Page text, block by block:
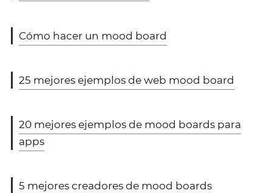
Cómo hacer un mood board
25 mejores ejemplos de web mood board
20 mejores ejemplos de mood boards para
apps
5 mejores creadores de mood boards